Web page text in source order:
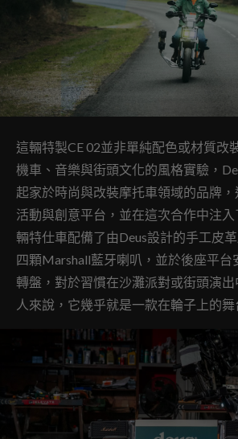
這輛特製CE 02並非單純配色或材質改
機車、音樂與街頭文化的風格實驗，
起家於時尚與改裝摩托車領域的品牌
活動與創意平台，並在這次合作中注
輛特仕車配備了由Deus設計的手工皮
四顆Marshall藍牙喇叭，並於後座平台
轉盤，對於習慣在沙灘派對或街頭演
人來說，它幾乎就是一款在輪子上的舞